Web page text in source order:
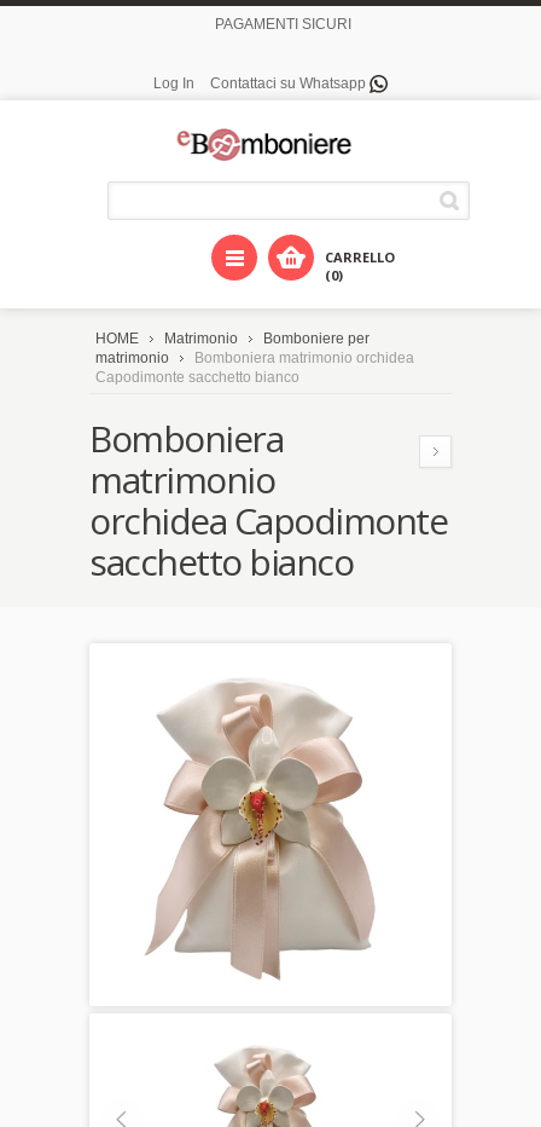
PAGAMENTI SICURI
Log In Contattaci su Whatsapp
CARRELLO
(0)
HOME Matrimonio
Bomboniere per
matrimonio
Bomboniera matrimonio orchidea
Capodimonte sacchetto bianco
Bomboniera
matrimonio
orchidea Capodimonte
sacchetto bianco